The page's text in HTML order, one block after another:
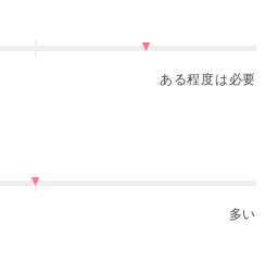
ある程度は必要
多い